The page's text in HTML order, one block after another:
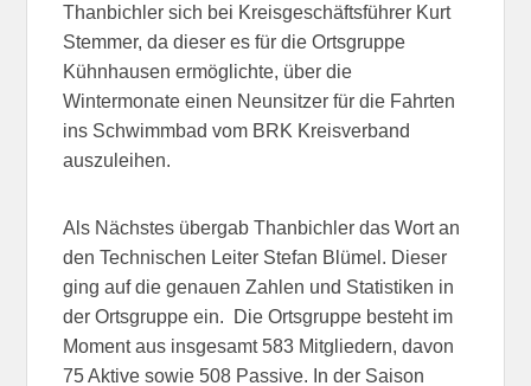
Thanbichler sich bei Kreisgeschäftsführer Kurt
Stemmer, da dieser es für die Ortsgruppe
Kühnhausen ermöglichte, über die
Wintermonate einen Neunsitzer für die Fahrten
ins Schwimmbad vom BRK Kreisverband
auszuleihen.
Als Nächstes übergab Thanbichler das Wort an
den Technischen Leiter Stefan Blümel. Dieser
ging auf die genauen Zahlen und Statistiken in
der Ortsgruppe ein. Die Ortsgruppe besteht im
Moment aus insgesamt 583 Mitgliedern, davon
75 Aktive sowie 508 Passive. In der Saison